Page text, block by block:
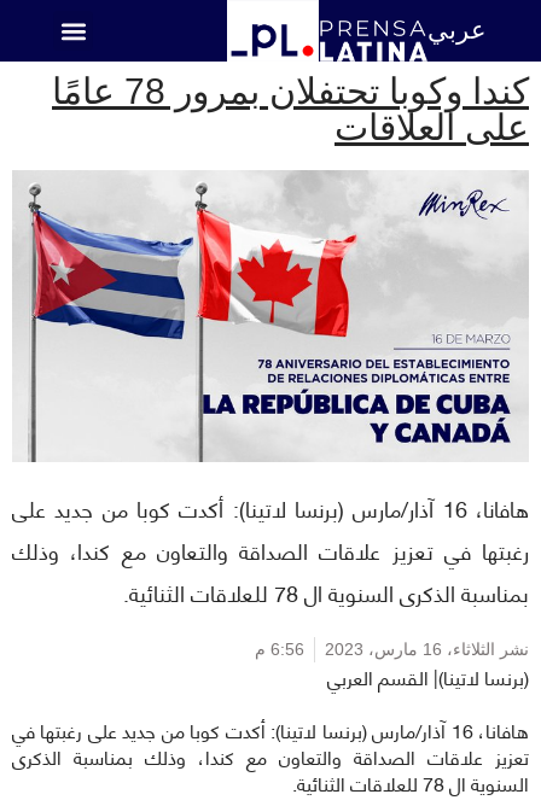
عربي
كندا وكوبا تحتفلان بمرور 78 عامًا
على العلاقات
هافانا، 16 آذار/مارس (برنسا لاتينا): أكدت كوبا من جديد على
رغبتها في تعزيز علاقات الصداقة والتعاون مع كندا، وذلك
بمناسبة الذكرى السنوية ال 78 للعلاقات الثنائية.
نشر الثلاثاء، 16 مارس، 2023 6:56 م
(برنسا لاتينا)| القسم العربي
هافانا، 16 آذار/مارس (برنسا لاتينا): أكدت كوبا من جديد على رغبتها في
تعزيز علاقات الصداقة والتعاون مع كندا، وذلك بمناسبة الذكرى
السنوية ال 78 للعلاقات الثنائية.